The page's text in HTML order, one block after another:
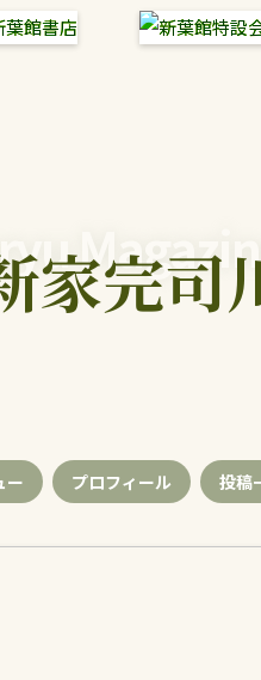
家完司
ー プロフィール 投稿